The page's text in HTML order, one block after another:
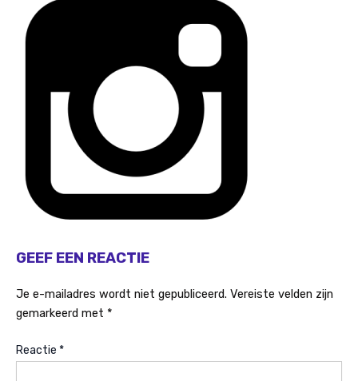
GEEF EEN REACTIE
Je e-mailadres wordt niet gepubliceerd. Vereiste velden zijn
gemarkeerd met *
Reactie *